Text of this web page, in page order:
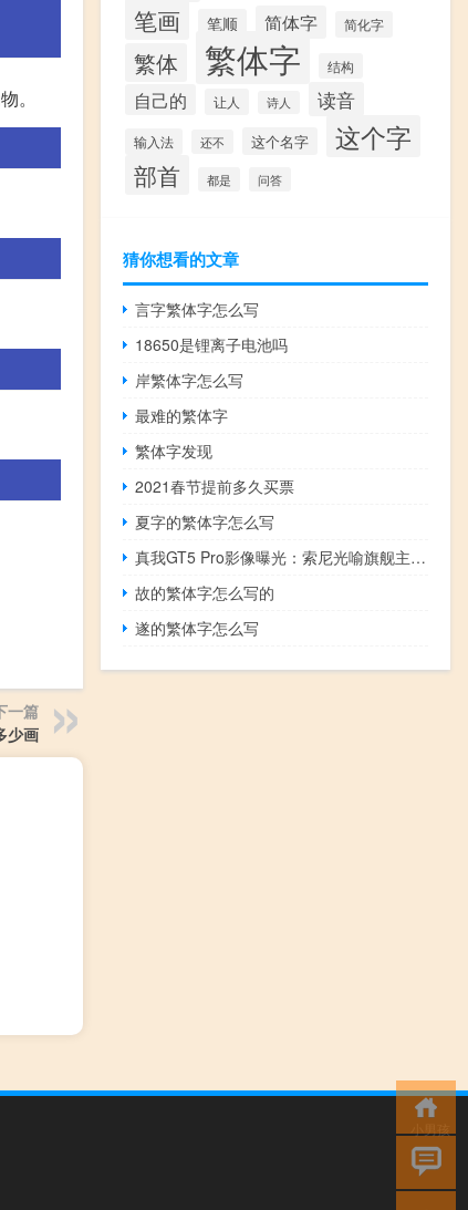
。
一篇
少画
笔画 笔顺 简体字 简化字
繁体 繁体字 结构
自己的 让人 诗人 读音
输入法 还不 这个名字 这个字
部首 都是 问答
猜你想看的文章
言字繁体字怎么写
18650是锂离子电池吗
岸繁体字怎么写
最难的繁体字
繁体字发现
2021春节提前多久买票
夏字的繁体字怎么写
真我GT5 Pro影像曝光：索尼光喻旗舰主摄、IMX890大底潜望长焦
故的繁体字怎么写的
遂的繁体字怎么写
小男孩